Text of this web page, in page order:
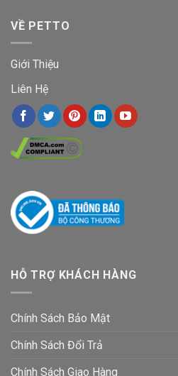
VỀ PETTO
Giới Thiệu
Liên Hệ
HỖ TRỢ KHÁCH HÀNG
Chính Sách Bảo Mật
Chính Sách Đổi Trả
Chính Sách Giao Hàng